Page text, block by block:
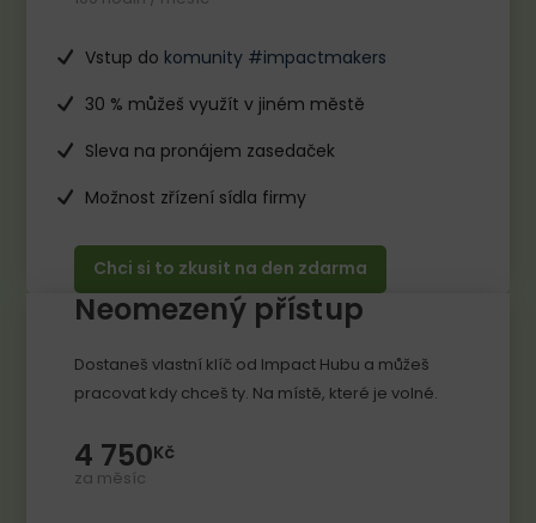
Vstup do komunity #impactmakers
30 % můžeš využít v jiném městě
Sleva na pronájem zasedaček
Možnost zřízení sídla firmy
Chci si to zkusit na den zdarma
Neomezený přístup
Dostaneš vlastní klíč od Impact Hubu a můžeš
pracovat kdy chceš ty. Na místě, které je volné.
4 750Kč
za měsíc